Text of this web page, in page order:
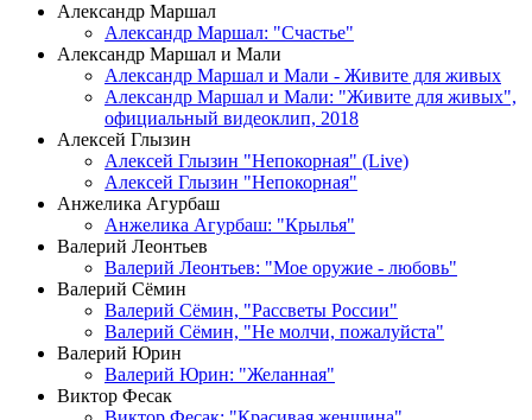
Александр Маршал
Александр Маршал: "Счастье"
Александр Маршал и Мали
Александр Маршал и Мали - Живите для живых
Александр Маршал и Мали: "Живите для живых",
официальный видеоклип, 2018
Алексей Глызин
Алексей Глызин "Непокорная" (Live)
Алексей Глызин "Непокорная"
Анжелика Агурбаш
Анжелика Агурбаш: "Крылья"
Валерий Леонтьев
Валерий Леонтьев: "Мое оружие - любовь"
Валерий Сёмин
Валерий Сёмин, "Рассветы России"
Валерий Сёмин, "Не молчи, пожалуйста"
Валерий Юрин
Валерий Юрин: "Желанная"
Виктор Фесак